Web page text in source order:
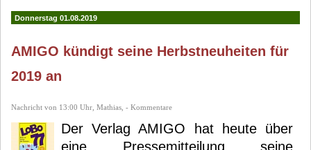
Donnerstag 01.08.2019
AMIGO kündigt seine Herbstneuheiten für
2019 an
Nachricht von 13:00 Uhr, Mathias, - Kommentare
Der Verlag AMIGO hat heute über
eine Pressemitteilung seine